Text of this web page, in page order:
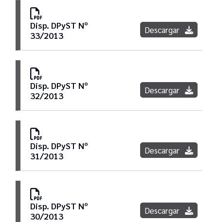
Disp. DPyST Nº
33/2013
Descargar
Disp. DPyST Nº
32/2013
Descargar
Disp. DPyST Nº
31/2013
Descargar
Disp. DPyST Nº
30/2013
Descargar